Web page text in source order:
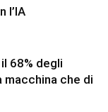
l’IA
68% degli
macchina che di